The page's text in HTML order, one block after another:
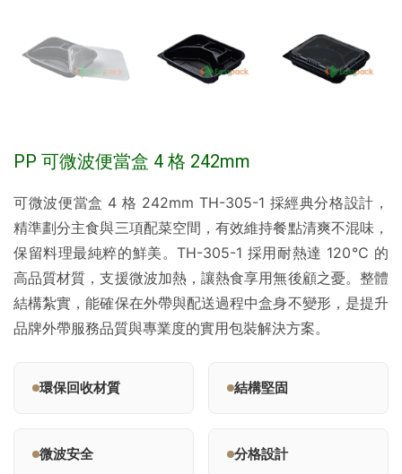
PP 可微波便當盒 4 格 242mm
可微波便當盒 4 格 242mm TH-305-1 採經典分格設計，
精準劃分主食與三項配菜空間，有效維持餐點清爽不混味，
保留料理最純粹的鮮美。TH-305-1 採用耐熱達 120℃ 的
高品質材質，支援微波加熱，讓熱食享用無後顧之憂。整體
結構紮實，能確保在外帶與配送過程中盒身不變形，是提升
品牌外帶服務品質與專業度的實用包裝解決方案。
環保回收材質 結構堅固
微波安全 分格設計